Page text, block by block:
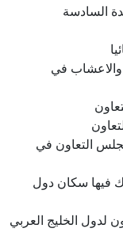
السادسة
والاعشاب في
التعاون في
فيها سكان دول
لدول الخليج العربي